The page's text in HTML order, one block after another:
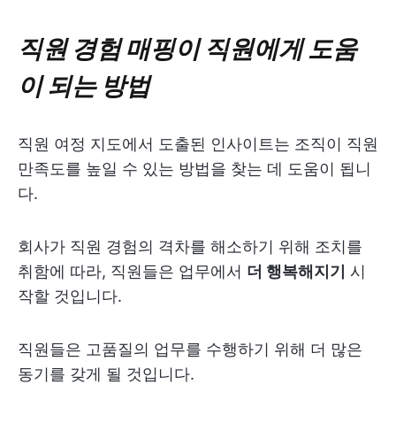
직원 경험 매핑이 직원에게 도움
이 되는 방법
직원 여정 지도에서 도출된 인사이트는 조직이 직원
만족도를 높일 수 있는 방법을 찾는 데 도움이 됩니
다.
회사가 직원 경험의 격차를 해소하기 위해 조치를
취함에 따라, 직원들은 업무에서 더 행복해지기 시
작할 것입니다.
직원들은 고품질의 업무를 수행하기 위해 더 많은
동기를 갖게 될 것입니다.